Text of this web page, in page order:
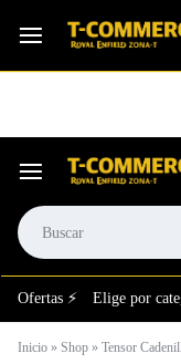
⚙️El taller más grande
Ofertas ⚡ Elige por
Inicio » Shop » Tensor